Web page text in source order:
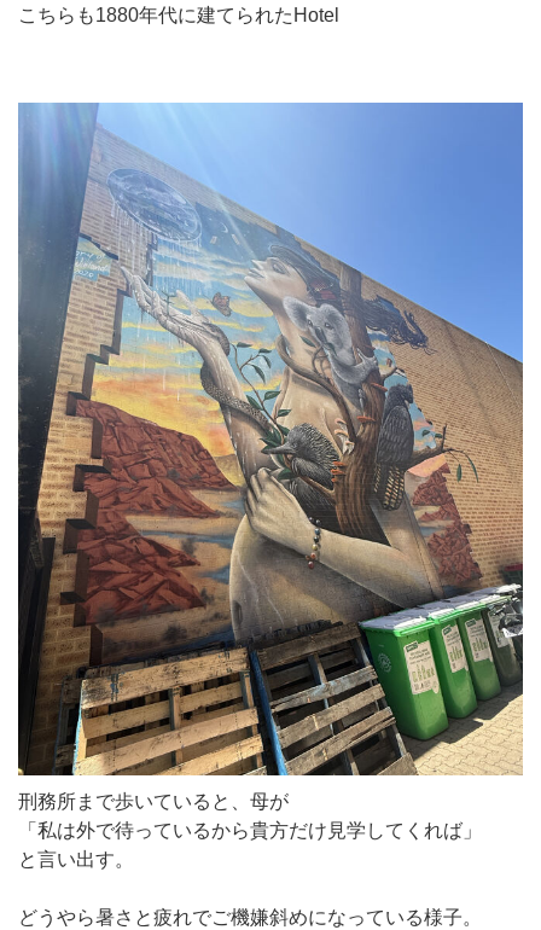
こちらも1880年代に建てられたHotel
刑務所まで歩いていると、母が
「私は外で待っているから貴方だけ見学してくれば」
と言い出す。
どうやら暑さと疲れでご機嫌斜めになっている様子。